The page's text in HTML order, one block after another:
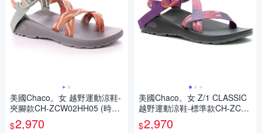
美國Chaco。女 越野運動涼鞋-
夾腳款CH-ZCW02HH05 (時尚
澄灰)
$2,970
美國Chaco。女 Z/1 CLASSIC
越野運動涼鞋-標準款CH-ZCW
01HK01 (粉紫魅力)
$2,970